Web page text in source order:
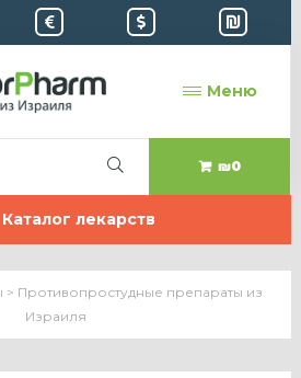
Меню
₪0
Каталог лекарств
> Противопростудные препараты из
Израиля